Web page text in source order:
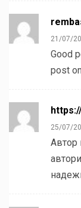
21/07/
Good
post
25/07/
Автор